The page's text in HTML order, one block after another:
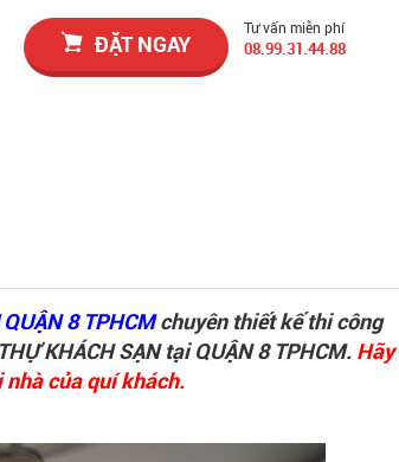
ĐẶT NGAY
Tư vấn miễn phí
08.99.31.44.88
8 TPHCMchuyên thiết kế thi công
KHÁCH SẠN tại QUẬN 8 TPHCM.
của quí khách.